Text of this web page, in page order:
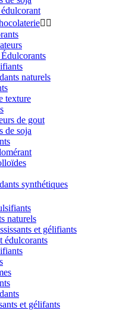
 
naturels
texture
de gout
de soja
synthétiques
naturels
et gélifiants
édulcorants
et gélifants